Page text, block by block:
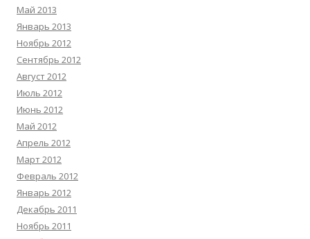
Май 2013
Январь 2013
Ноябрь 2012
Сентябрь 2012
Август 2012
Июль 2012
Июнь 2012
Май 2012
Апрель 2012
Март 2012
Февраль 2012
Январь 2012
Декабрь 2011
Ноябрь 2011